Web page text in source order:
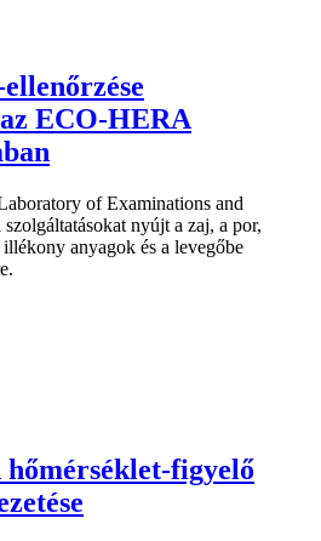
ECO-HERA
of Examinations and
szolgáltatásokat nyújt a zaj, a por,
anyagok és a levegőbe
figyelő